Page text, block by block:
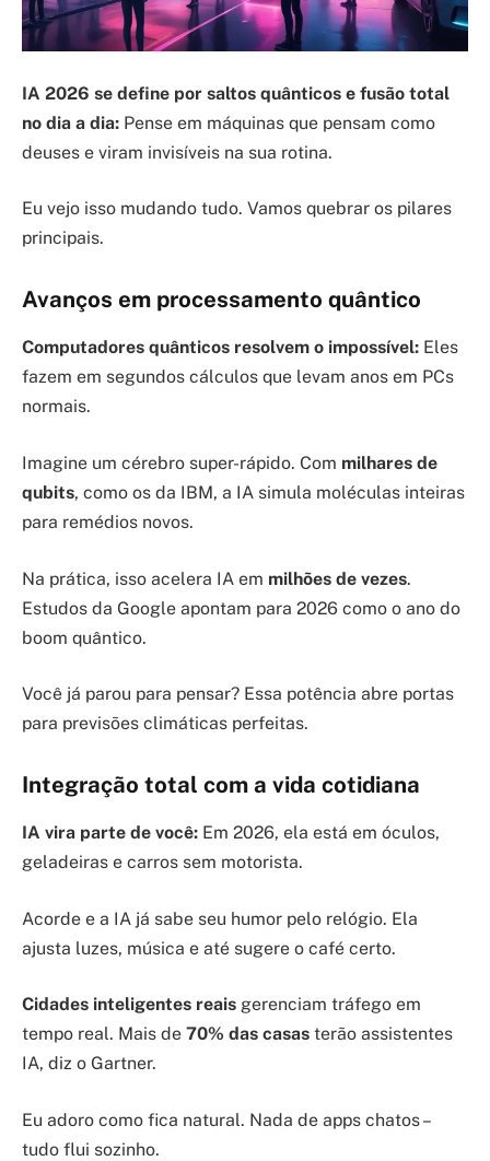
IA 2026 se define por saltos quânticos e fusão total
no dia a dia: Pense em máquinas que pensam como
deuses e viram invisíveis na sua rotina.
Eu vejo isso mudando tudo. Vamos quebrar os pilares
principais.
Avanços em processamento quântico
Computadores quânticos resolvem o impossível: Eles
fazem em segundos cálculos que levam anos em PCs
normais.
Imagine um cérebro super-rápido. Com milhares de
qubits, como os da IBM, a IA simula moléculas inteiras
para remédios novos.
Na prática, isso acelera IA em milhões de vezes.
Estudos da Google apontam para 2026 como o ano do
boom quântico.
Você já parou para pensar? Essa potência abre portas
para previsões climáticas perfeitas.
Integração total com a vida cotidiana
IA vira parte de você: Em 2026, ela está em óculos,
geladeiras e carros sem motorista.
Acorde e a IA já sabe seu humor pelo relógio. Ela
ajusta luzes, música e até sugere o café certo.
Cidades inteligentes reais gerenciam tráfego em
tempo real. Mais de 70% das casas terão assistentes
IA, diz o Gartner.
Eu adoro como fica natural. Nada de apps chatos –
tudo flui sozinho.